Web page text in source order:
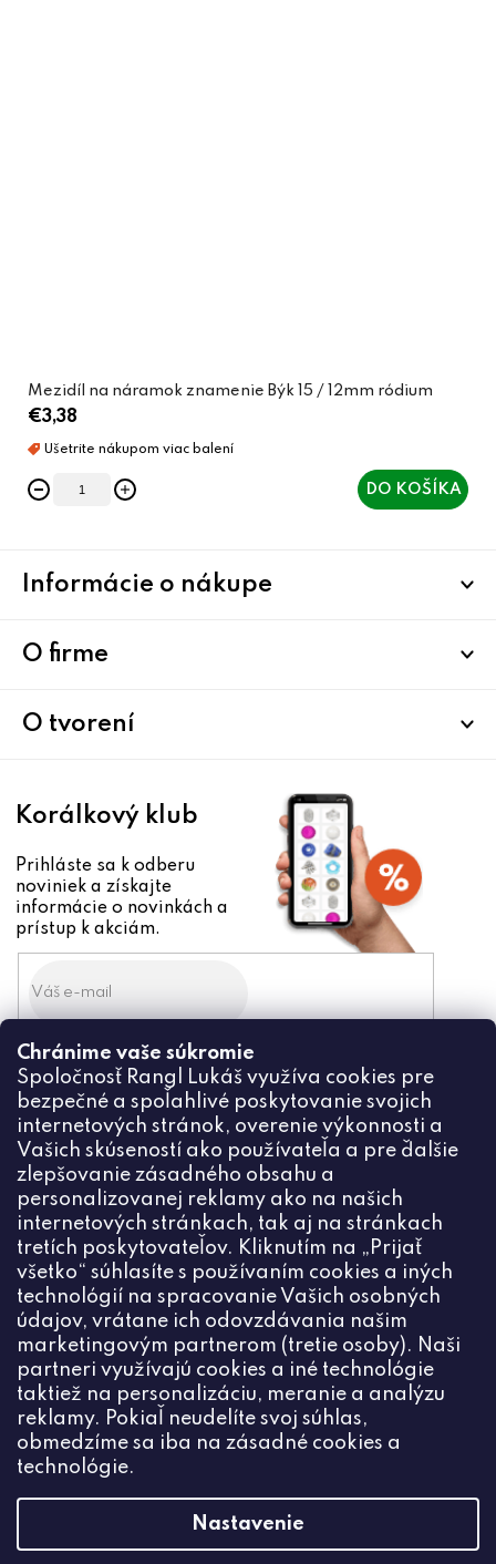
Chránime vaše súkromie
Spoločnosť Rangl Lukáš využíva cookies pre
bezpečné a spoľahlivé poskytovanie svojich
internetových stránok, overenie výkonnosti a
Vašich skúseností ako používateľa a pre ďalšie
zlepšovanie zásadného obsahu a
personalizovanej reklamy ako na našich
internetových stránkach, tak aj na stránkach
tretích poskytovateľov. Kliknutím na „Prijať
všetko“ súhlasíte s používaním cookies a iných
technológií na spracovanie Vašich osobných
údajov, vrátane ich odovzdávania našim
marketingovým partnerom (tretie osoby). Naši
partneri využívajú cookies a iné technológie
taktiež na personalizáciu, meranie a analýzu
reklamy. Pokiaľ neudelíte svoj súhlas,
obmedzíme sa iba na zásadné cookies a
technológie.
Nastavenie
Mezidíl na náramok znamenie Býk 15 / 12mm ródium
€3,38
DO KOŠÍKA
Informácie o nákupe
O firme
O tvorení
Korálkový klub
Prihláste sa k odberu
noviniek a získajte
informácie o novinkách a
prístup k akciám.
Odoslaním súhlasíte zo
spracovaním osobných údajov
PRIHLÁSIŤ
Kontakt
info @ceske-koralky.sk
+420774444191